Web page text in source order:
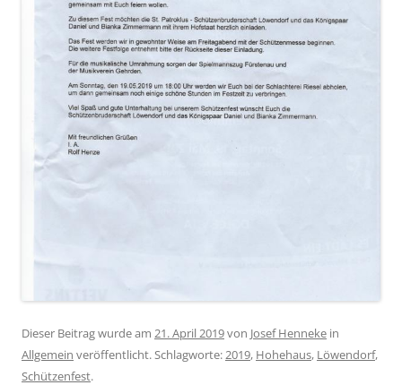
Dieser Beitrag wurde am 21. April 2019von Josef Henneke in
Allgemein veröffentlicht. Schlagworte:2019, Hohehaus, Löwendorf,
Schützenfest.